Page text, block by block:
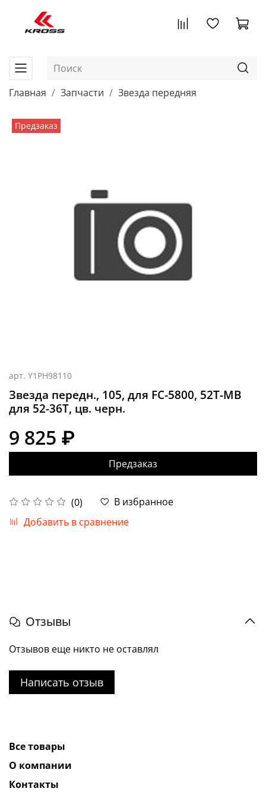
Главная Запчасти Звезда передняя
Предзаказ
арт. Y1PH98110
Звезда передн., 105, для FC-5800, 52T-MB
для 52-36T, цв. черн.
(0)
В избранное
Добавить в сравнение
9 825 ₽
Предзаказ
Отзывы
Отзывов еще никто не оставлял
Написать отзыв
Все товары
О компании
Контакты